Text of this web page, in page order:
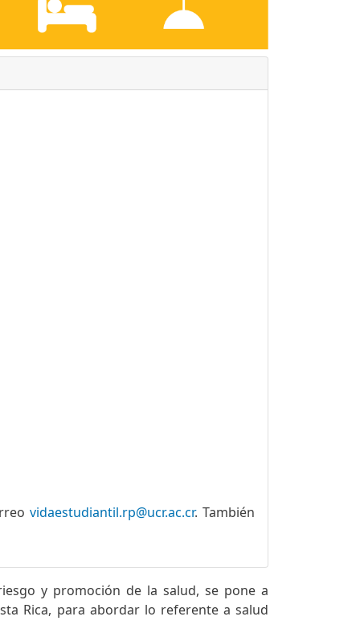
vidaestudiantil.rp@ucr.ac.cr. También
y promoción de la salud, se pone a
Rica, para abordar lo referente a salud